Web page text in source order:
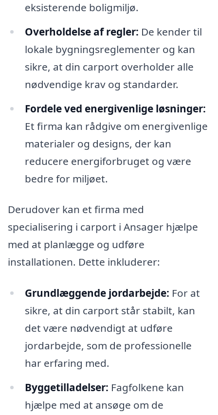
eksisterende boligmiljø.
Overholdelse af regler: De kender til
lokale bygningsreglementer og kan
sikre, at din carport overholder alle
nødvendige krav og standarder.
Fordele ved energivenlige løsninger:
Et firma kan rådgive om energivenlige
materialer og designs, der kan
reducere energiforbruget og være
bedre for miljøet.
Derudover kan et firma med
specialisering i carport i Ansager hjælpe
med at planlægge og udføre
installationen. Dette inkluderer:
Grundlæggende jordarbejde: For at
sikre, at din carport står stabilt, kan
det være nødvendigt at udføre
jordarbejde, som de professionelle
har erfaring med.
Byggetilladelser: Fagfolkene kan
hjælpe med at ansøge om de